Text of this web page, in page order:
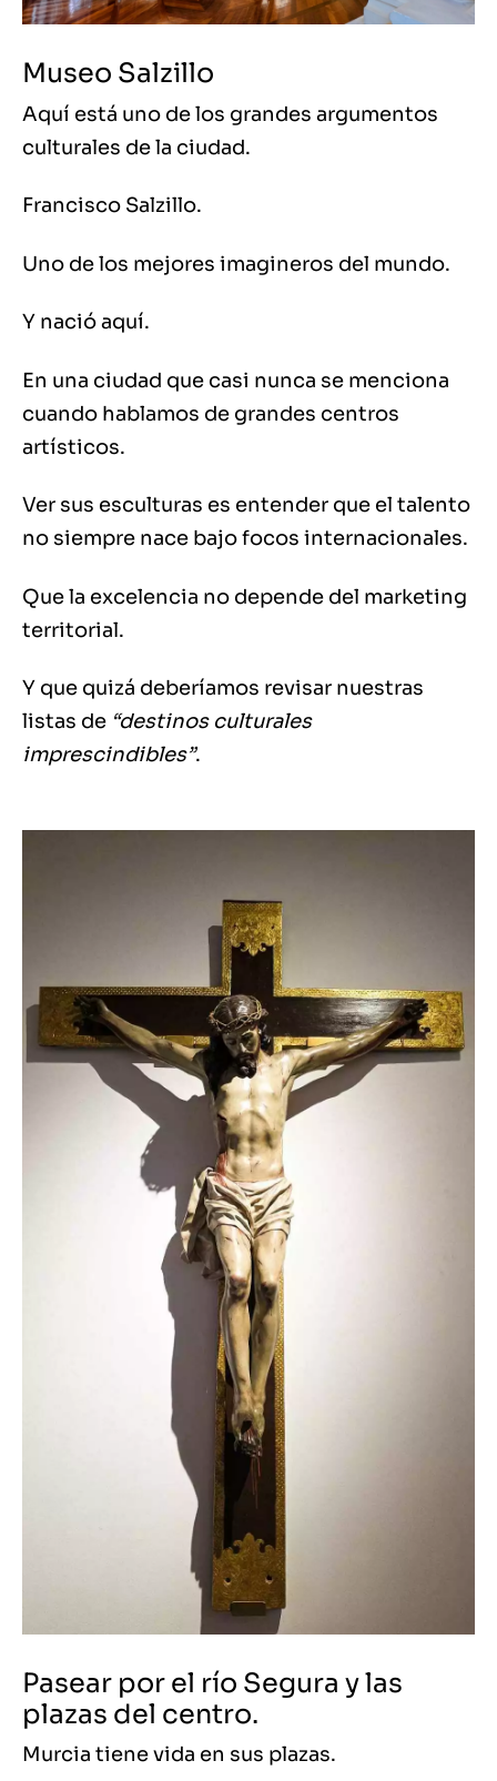
Museo Salzillo
Aquí está uno de los grandes argumentos
culturales de la ciudad.
Francisco Salzillo.
Uno de los mejores imagineros del mundo.
Y nació aquí.
En una ciudad que casi nunca se menciona
cuando hablamos de grandes centros
artísticos.
Ver sus esculturas es entender que el talento
no siempre nace bajo focos internacionales.
Que la excelencia no depende del marketing
territorial.
Y que quizá deberíamos revisar nuestras
listas de “destinos culturales
imprescindibles”.
Pasear por el río Segura y las
plazas del centro.
Murcia tiene vida en sus plazas.